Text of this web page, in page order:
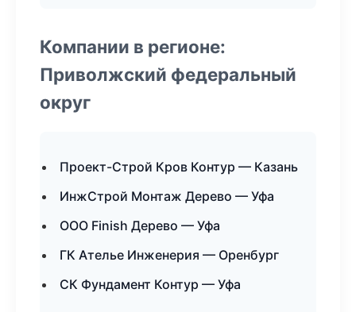
Компании в регионе:
Приволжский федеральный
округ
Проект-Строй Кров Контур — Казань
ИнжСтрой Монтаж Дерево — Уфа
ООО Finish Дерево — Уфа
ГК Ателье Инженерия — Оренбург
СК Фундамент Контур — Уфа